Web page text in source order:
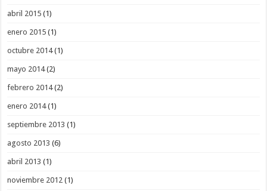
abril 2015 (1)
enero 2015 (1)
octubre 2014(1)
mayo 2014(2)
febrero 2014(2)
enero 2014(1)
septiembre 2013 (1)
agosto 2013 (6)
abril 2013 (1)
noviembre 2012 (1)